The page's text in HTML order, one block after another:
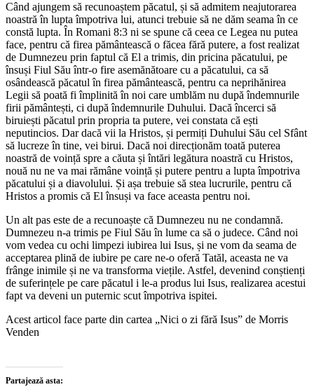
Când ajungem să recunoaștem păcatul, și să admitem neajutorarea
noastră în lupta împotriva lui, atunci trebuie să ne dăm seama în ce
constă lupta. În Romani 8:3 ni se spune că ceea ce Legea nu putea
face, pentru că firea pământească o făcea fără putere, a fost realizat
de Dumnezeu prin faptul că El a trimis, din pricina păcatului, pe
însuși Fiul Său într-o fire asemănătoare cu a păcatului, ca să
osândească păcatul în firea pământească, pentru ca neprihănirea
Legii să poată fi împlinită în noi care umblăm nu după îndemnurile
firii pământești, ci după îndemnurile Duhului. Dacă încerci să
biruiești păcatul prin propria ta putere, vei constata că ești
neputincios. Dar dacă vii la Hristos, și permiți Duhului Său cel Sfânt
să lucreze în tine, vei birui. Dacă noi direcționăm toată puterea
noastră de voință spre a căuta și întări legătura noastră cu Hristos,
nouă nu ne va mai rămâne voință și putere pentru a lupta împotriva
păcatului și a diavolului. Și așa trebuie să stea lucrurile, pentru că
Hristos a promis că El însuși va face aceasta pentru noi.
Un alt pas este de a recunoaște că Dumnezeu nu ne condamnă.
Dumnezeu n-a trimis pe Fiul Său în lume ca să o judece. Când noi
vom vedea cu ochi limpezi iubirea lui Isus, și ne vom da seama de
acceptarea plină de iubire pe care ne-o oferă Tatăl, aceasta ne va
frânge inimile și ne va transforma viețile. Astfel, devenind conștienți
de suferințele pe care păcatul i le-a produs lui Isus, realizarea acestui
fapt va deveni un puternic scut împotriva ispitei.
Acest articol face parte din cartea „Nici o zi fără Isus” de Morris
Venden
Partajează asta: